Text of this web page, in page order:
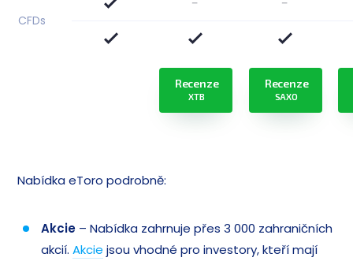
CFDs
Recenze
XTB
Recenze
SAXO
Nabídka eToro podrobně:
Akcie – Nabídka zahrnuje přes 3 000 zahraničních
akcií.Akcie jsou vhodné pro investory, kteří mají